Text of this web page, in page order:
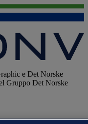
e Det Norske
Gruppo Det Norske